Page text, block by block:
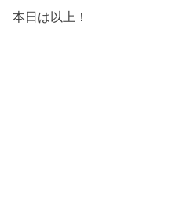
本日は以上！